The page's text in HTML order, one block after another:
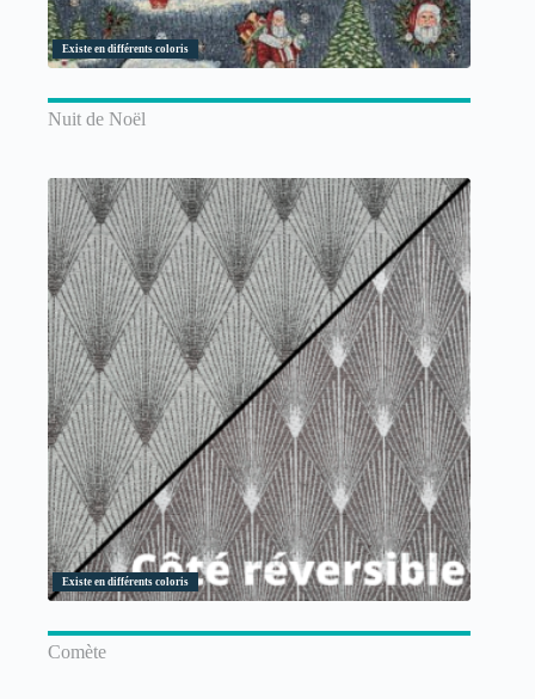
Existe en différents coloris
Nuit de Noël
Existe en différents coloris
Comète